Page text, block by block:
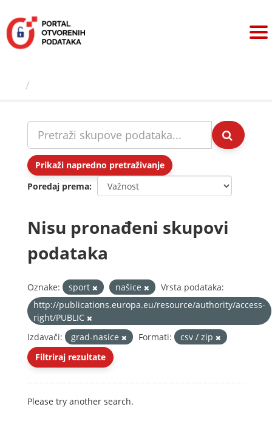
sadržaj
Prikaži napredno pretraživanje
Poredaj prema
Nisu pronađeni skupovi
podataka
Oznake: sport našice
Vrsta podataka:
http://publications.europa.eu/resource/authority/access-
right/PUBLIC
Izdavači:
grad-nasice Formati:
csv / zip
Filtriraj rezultate
Please try another search.